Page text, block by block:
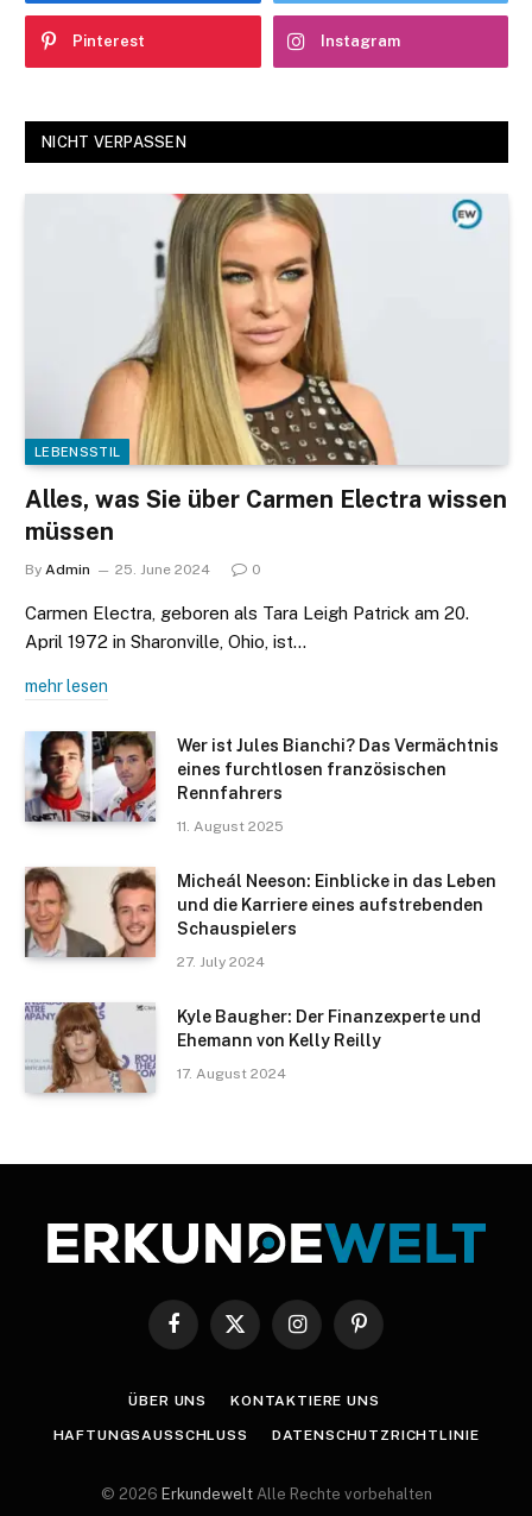
Pinterest Instagram
NICHT VERPASSEN
LEBENSSTIL
Alles, was Sie über Carmen Electra wissen
müssen
By Admin 25. June 2024 0
Carmen Electra, geboren als Tara Leigh Patrick am 20.
April 1972 in Sharonville, Ohio, ist…
mehr lesen
Wer ist Jules Bianchi? Das Vermächtnis
eines furchtlosen französischen
Rennfahrers​
11. August 2025
Micheál Neeson: Einblicke in das Leben
und die Karriere eines aufstrebenden
Schauspielers
27. July 2024
Kyle Baugher: Der Finanzexperte und
Ehemann von Kelly Reilly
17. August 2024
Facebook
X
InstagramPinterest
ÜBER UNS KONTAKTIERE UNS
HAFTUNGSAUSSCHLUSS DATENSCHUTZRICHTLINIE
© 2026 Erkundewelt Alle Rechte vorbehalten